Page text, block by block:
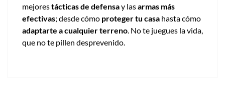
mejorestácticas de defensay lasarmas más
efectivas; desde cómo proteger tu casa hasta cómo
adaptarte a cualquier terreno. No te juegues la vida,
que no te pillen desprevenido.